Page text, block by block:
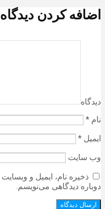
اضافه کردن دیدگاه
دیدگاه
نام *
ایمیل *
وب‌ سایت
ذخیره نام، ایمیل و
دوباره دیدگاهی می‌نویسم.